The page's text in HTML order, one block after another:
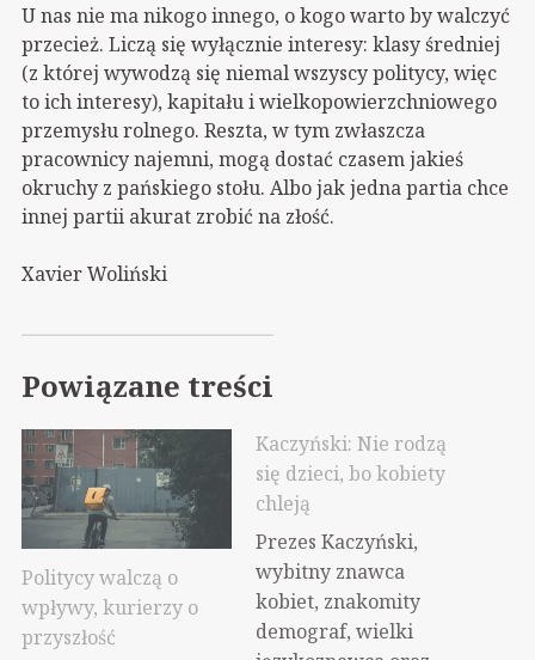
U nas nie ma nikogo innego, o kogo warto by walczyć
przecież. Liczą się wyłącznie interesy: klasy średniej
(z której wywodzą się niemal wszyscy politycy, więc
to ich interesy), kapitału i wielkopowierzchniowego
przemysłu rolnego. Reszta, w tym zwłaszcza
pracownicy najemni, mogą dostać czasem jakieś
okruchy z pańskiego stołu. Albo jak jedna partia chce
innej partii akurat zrobić na złość.
Xavier Woliński
Powiązane treści
Politycy walczą o
wpływy, kurierzy o
przyszłość
Kaczyński: Nie rodzą
się dzieci, bo kobiety
chleją
Prezes Kaczyński,
wybitny znawca
kobiet, znakomity
demograf, wielki